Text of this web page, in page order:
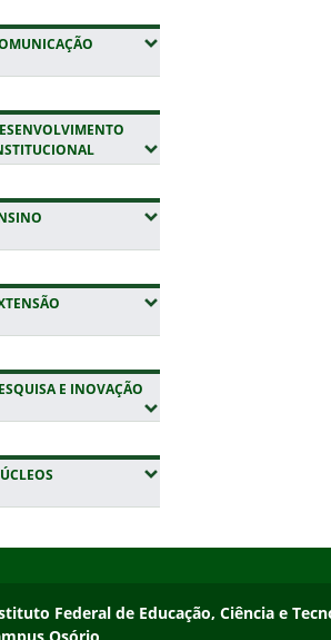
(EXPANDIR SUBMENUS)
(EXPANDIR SUBMENUS)
(EXPANDIR SUBMENUS)
(EXPANDIR SUBMENUS)
E INOVAÇÃO
(EXPANDIR SUBMENUS)
Federal de Educação, Ciência e
Federal de Educação, Ciência e